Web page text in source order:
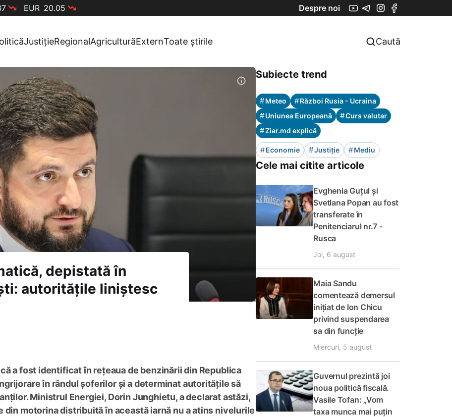
EUR 20.05 Despre noi
JustițieRegionalAgriculturăExternToate știrile Caută
depistată în
autoritățile liniștesc
a fost identificat în rețeaua de benzinării din Republica
în rândul șoferilor și a determinat autoritățile să
Ministrul Energiei, Dorin Junghietu, a declarat astăzi,
motorina distribuită în această iarnă nu a atins nivelurile
Subiecte trend
#Meteo #Război Rusia - Ucraina
#Uniunea Europeană #Curs valutar
#Ziar.md explică
#Economie #Justiție #Mediu
Cele mai citite articole
Evghenia Guțul și
Svetlana Popan au fost
transferate în
Penitenciarul nr.7 -
Rusca
Joi, 6 august
Maia Sandu
comentează demersul
inițiat de Ion Chicu
privind suspendarea
sa din funcție
Miercuri, 5 august
Guvernul prezintă joi
noua politică fiscală.
Vasile Tofan: „Vom
taxa munca mai puțin